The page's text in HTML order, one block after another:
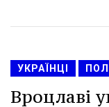
УКРАЇНЦІ
Вроцлаві